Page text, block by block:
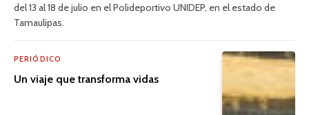
del 13 al 18 de julio en el Polideportivo UNIDEP, en el estado de
Tamaulipas.
PERIÓDICO
Un viaje que transforma vidas